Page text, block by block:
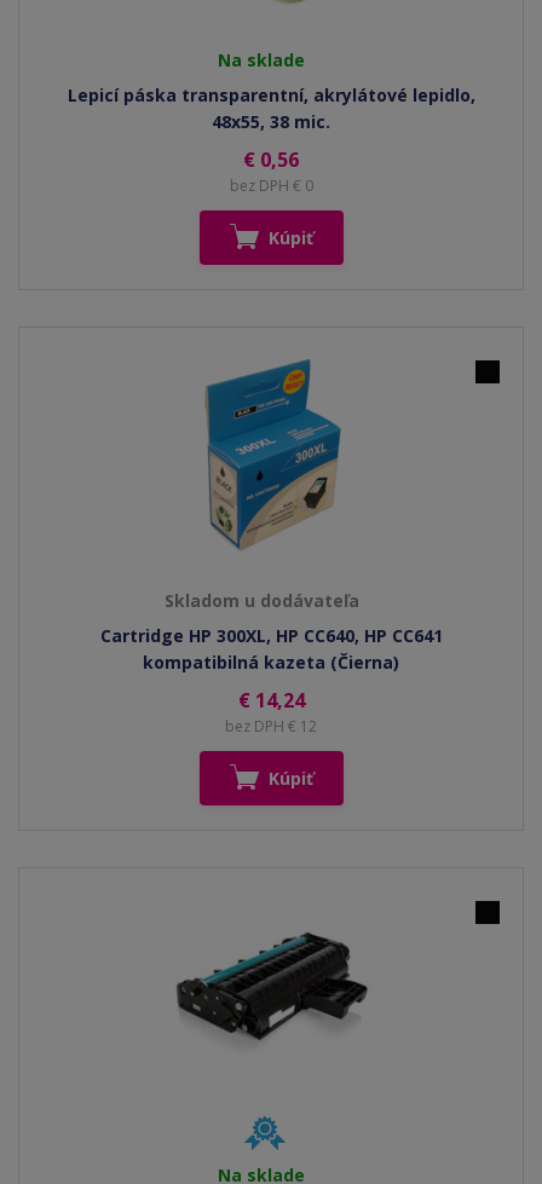
Na sklade
Lepicí páska transparentní, akrylátové lepidlo,
48x55, 38 mic.
€ 0,56
bez DPH € 0
Kúpiť
Skladom u dodávateľa
Cartridge HP 300XL, HP CC640, HP CC641
kompatibilná kazeta (Čierna)
€ 14,24
bez DPH € 12
Kúpiť
Na sklade